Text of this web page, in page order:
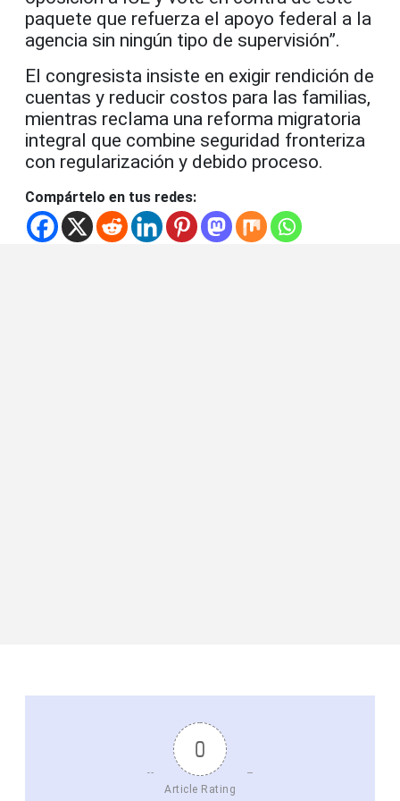
paquete que refuerza el apoyo federal a la
agencia sin ningún tipo de supervisión”.
El congresista insiste en exigir rendición de
cuentas y reducir costos para las familias,
mientras reclama una reforma migratoria
integral que combine seguridad fronteriza
con regularización y debido proceso.
Compártelo en tus redes:
0
Article Rating